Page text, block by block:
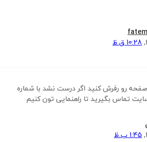
10:28 ق.ظ
رو رفرش کنید اگر درست نشد با شماره
تماس بگیرید تا راهنمایی تون کنیم
1:45 ب.ظ